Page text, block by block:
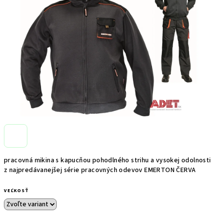
pracovná mikina s kapucňou pohodlného strihu a vysokej odolnosti
z najpredávanejšej série pracovných odevov EMERTON ČERVA
VEĽKOSŤ